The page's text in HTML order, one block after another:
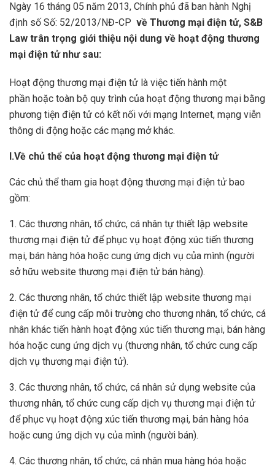
Ngày 16 tháng 05 năm 2013, Chính phủ đã ban hành Nghị
định số Số: 52/2013/NĐ-CP về T hương mại điện tử, S&B
Law trân trọng giới thiệu nội dung về hoạt động thương
mại điện tử như sau:
Hoạt động thương mại điện tử là việc tiến hành một
phần hoặc toàn bộ quy trình của hoạt động thương mại bằng
phương tiện điện tử có kết nối với mạng Internet, mạng viễn
thông di động hoặc các mạng mở khác.
I.Về chủ thể của hoạt động thương mại điện tử
Các chủ thể tham gia hoạt động thương mại điện tử bao
gồm:
1. Các thương nhân, tổ chức, cá nhân tự thiết lập website
thương mại điện tử để phục vụ hoạt động xúc tiến thương
mại, bán hàng hóa hoặc cung ứng dịch vụ của mình (người
sở hữu website thương mại điện tử bán hàng).
2. Các thương nhân, tổ chức thiết lập website thương mại
điện tử để cung cấp môi trường cho thương nhân, tổ chức, cá
nhân khác tiến hành hoạt động xúc tiến thương mại, bán hàng
hóa hoặc cung ứng dịch vụ (thương nhân, tổ chức cung cấp
dịch vụ thương mại điện tử).
3. Các thương nhân, tổ chức, cá nhân sử dụng website của
thương nhân, tổ chức cung cấp dịch vụ thương mại điện tử
để phục vụ hoạt động xúc tiến thương mại, bán hàng hóa
hoặc cung ứng dịch vụ của mình (người bán).
4. Các thương nhân, tổ chức, cá nhân mua hàng hóa hoặc